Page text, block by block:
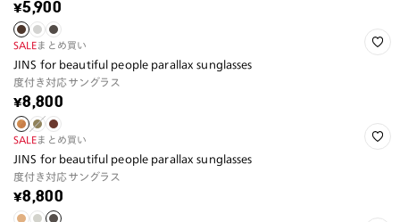
¥5,900
SALEまとめ買い
JINS for beautiful people parallax sunglasses
度付き対応サングラス
¥8,800
SALEまとめ買い
JINS for beautiful people parallax sunglasses
度付き対応サングラス
¥8,800